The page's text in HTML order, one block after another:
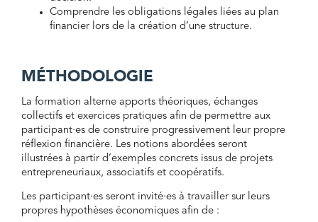
Comprendre les obligations légales liées au plan
financier lors de la création d’une structure.
MÉTHODOLOGIE
La formation alterne apports théoriques, échanges
collectifs et exercices pratiques afin de permettre aux
participant·es de construire progressivement leur propre
réflexion financière. Les notions abordées seront
illustrées à partir d’exemples concrets issus de projets
entrepreneuriaux, associatifs et coopératifs.
Les participant·es seront invité·es à travailler sur leurs
propres hypothèses économiques afin de :